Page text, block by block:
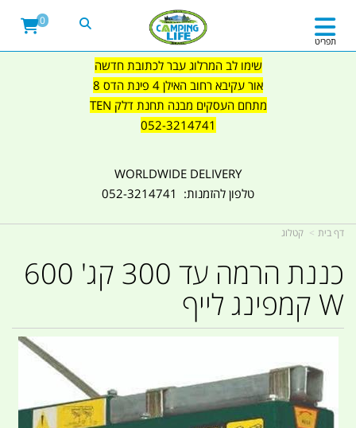
שימו לב המרלוג עבר לכתובת חדשה
אור עקיבא רחוב האילן 4 פינת הדס 8
מתחם העסקים מבנה תחנת דלק TEN
052-3214741
WORLDWIDE DELIVERY
טלפון להזמנות: 052-3214741
תפריט
0
דף בית קטלוג
כננת הרמה עד 300 קג' 600
W קמפינג לייף